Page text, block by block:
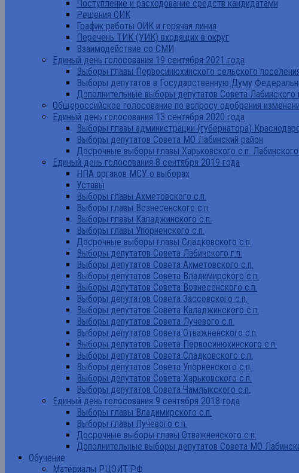
Поступление и расходование средств кандидатами
Решения ОИК
График работы ОИК и горячая линия
Перечень ТИК (УИК) входящих в округ
Взаимодействие со СМИ
Единый день голосования 19 сентября 2021 года
Выборы главы Первосинюхинского сельского
Выборы депутатов в Государственную Думу
Дополнительные выборы депутатов Совета
Общероссийское голосование по вопросу одобрения
Единый день голосования 13 сентября 2020 года
Выборы главы администрации (губернатора)
Выборы депутатов Совета МО Лабинский район
Досрочные выборы главы Харьковского с.п. Лабинского
Единый день голосования 8 сентября 2019 года
НПА органов МСУ о выборах
Уставы
Выборы главы Ахметовского с.п.
Выборы главы Вознесенского с.п.
Выборы главы Каладжинского с.п.
Выборы главы Упорненского с.п.
Досрочные выборы главы Сладковского с.п.
Выборы депутатов Совета Лабинского г.п.
Выборы депутатов Совета Ахметовского с.п.
Выборы депутатов Совета Владимирского с.п.
Выборы депутатов Совета Вознесенского с.п.
Выборы депутатов Совета Зассовского с.п.
Выборы депутатов Совета Каладжинского с.п.
Выборы депутатов Совета Лучевого с.п.
Выборы депутатов Совета Отважненского с.п.
Выборы депутатов Совета Первосинюхинского с.п.
Выборы депутатов Совета Сладковского с.п.
Выборы депутатов Совета Упорненского с.п.
Выборы депутатов Совета Харьковского с.п.
Выборы депутатов Совета Чамлыкского с.п.
Единый день голосования 9 сентября 2018 года
Выборы главы Владимирского с.п.
Выборы главы Лучевого с.п.
Досрочные выборы главы Отважненского с.п.
Дополнительные выборы депутатов Совета МО
Обучение
Материалы РЦОИТ РФ